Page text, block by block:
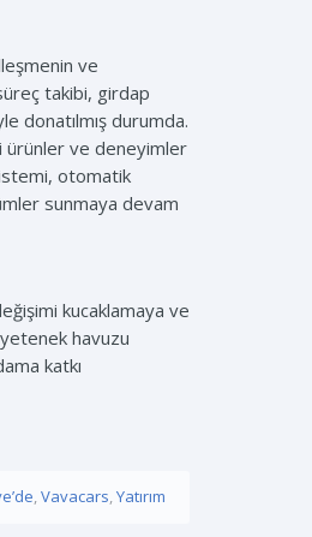
ve
takibi, girdap
donatılmış durumda.
ürünler ve deneyimler
otomatik
sunmaya devam
kucaklamaya ve
havuzu
katkı
,Vavacars,Yatırım